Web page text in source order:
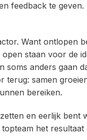
feedback te geven.
Want ontlopen
staan voor de
anders gaan
samen
bereiken.
en eerlijk bent
het